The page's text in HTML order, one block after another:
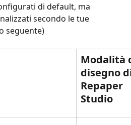
di default, ma
secondo le tue
seguente)
Modalità
disegno
Repaper
Studio